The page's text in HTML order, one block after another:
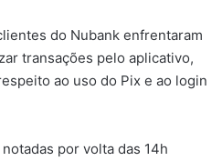
do Nubank enfrentaram
transações pelo aplicativo,
ao uso do Pix e ao login
por volta das 14h